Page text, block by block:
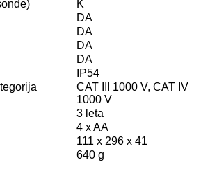
K
DA
DA
DA
DA
IP54
CAT III 1000 V, CAT IV
1000 V
3 leta
4 x AA
111 x 296 x 41
640 g